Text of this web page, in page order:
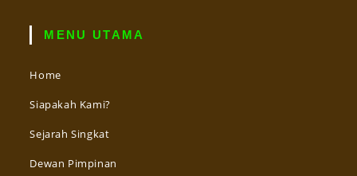
MENU UTAMA
Home
Siapakah Kami?
Sejarah Singkat
Dewan Pimpinan